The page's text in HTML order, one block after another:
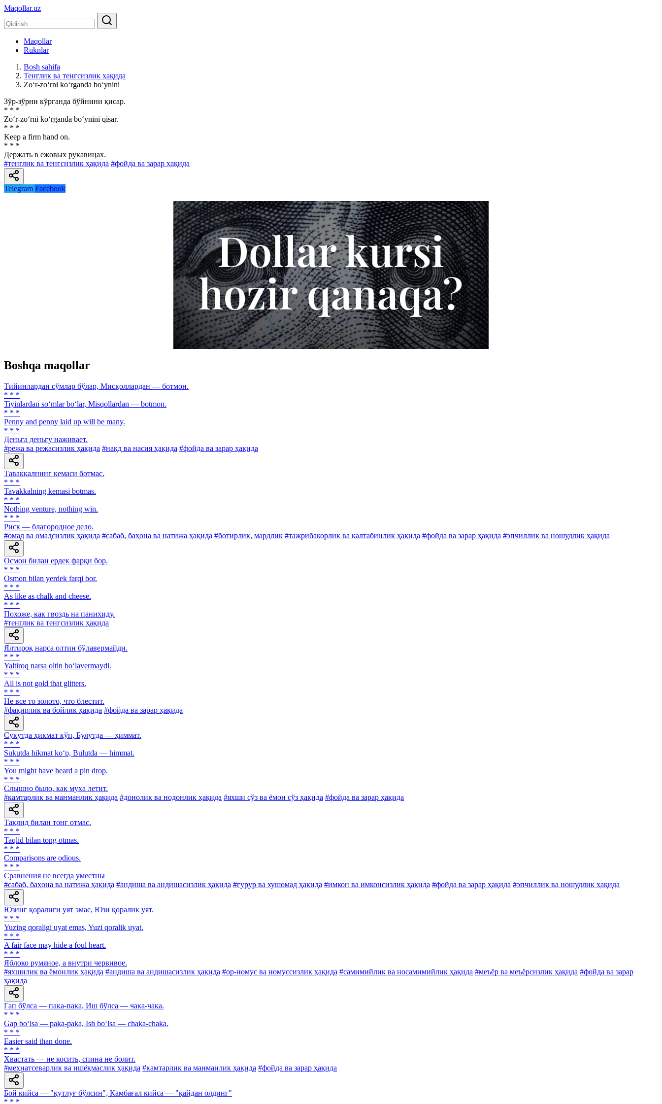
Maqollar.uz
Maqollar
Ruknlar
Bosh sahifa
Тенглик ва тенгсизлик ҳақида
Zo‘r-zo‘rni ko‘rganda bo‘ynini
Зўр-зўрни кўрганда бўйнини қисар.
* * *
Zo‘r-zo‘rni ko‘rganda bo‘ynini qisar.
* * *
Keep a firm hand on.
* * *
Держать в ежовых рукавицах.
#тенглик ва тенгсизлик ҳақида #фойда ва зарар ҳақида
Telegram Facebook
Boshqa maqollar
Тийинлардан сўмлар бўлар, Мисқоллардан — ботмон.
* * *
Tiyinlardan so‘mlar bo‘lar, Misqollardan — botmon.
* * *
Penny and penny laid up will be many.
* * *
Деньга деньгу наживает.
#режа ва режасизлик ҳақида #нақд ва насия ҳақида #фойда ва зарар ҳақида
Таваккалнинг кемаси ботмас.
* * *
Tavakkalning kemasi botmas.
* * *
Nothing venture, nothing win.
* * *
Риск — благородное дело.
#омад ва омадсизлик ҳақида #сабаб, баҳона ва натижа ҳақида #ботирлик, мардлик #тажрибакорлик ва калтабинлик ҳақида #фойда ва зарар ҳақида #эпчиллик ва ношудлик ҳақида
Осмон билан ердек фарқи бор.
* * *
Osmon bilan yerdek farqi bor.
* * *
As like as chalk and cheese.
* * *
Похоже, как гвоздь на панихиду.
#тенглик ва тенгсизлик ҳақида
Ялтироқ нарса олтин бўлавермайди.
* * *
Yaltiroq narsa oltin bo‘lavermaydi.
* * *
All is not gold that glitters.
* * *
He все то золото, что блестит.
#фақирлик ва бойлик ҳақида #фойда ва зарар ҳақида
Сукутда ҳикмат кўп, Булутда — ҳиммат.
* * *
Sukutda hikmat ko‘p, Bulutda — himmat.
* * *
You might have heard a pin drop.
* * *
Слышно было, как муха летит.
#камтарлик ва манманлик ҳақида #донолик ва нодонлик ҳақида #яхши сўз ва ёмон сўз ҳақида #фойда ва зарар ҳақида
Тақлид билан тонг отмас.
* * *
Taqlid bilan tong otmas.
* * *
Comparisons are odious.
* * *
Сравнения не всегда уместны
#сабаб, баҳона ва натижа ҳақида #андиша ва андишасизлик ҳақида #ғурур ва хушомад ҳақида #имкон ва имконсизлик ҳақида #фойда ва зарар ҳақида #эпчиллик ва ношудлик ҳақида
Юзинг қоралиги уят эмас, Юзи қоралик уят.
* * *
Yuzing qoraligi uyat emas, Yuzi qoralik uyat.
* * *
A fair face may hide a foul heart.
* * *
Яблоко румяное, а внутри червивое.
#яхшилик ва ёмонлик ҳақида #андиша ва андишасизлик ҳақида #ор-номус ва номуссизлик ҳақида #самимийлик ва носамимийлик ҳақида #меъёр ва меъёрсизлик ҳақида #фойда ва зарар
ҳақида
Гап бўлса — пака-пака, Иш бўлса — чака-чака.
* * *
Gap bo‘lsa — paka-paka, Ish bo‘lsa — chaka-chaka.
* * *
Easier said than done.
* * *
Хвастать — не косить, спина не болит.
#меҳнатсеварлик ва ишёқмаслик ҳақида #камтарлик ва манманлик ҳақида #фойда ва зарар ҳақида
Бой кийса — "қутлуғ бўлсин", Камбағал кийса — "қайдан олдинг"
* * *